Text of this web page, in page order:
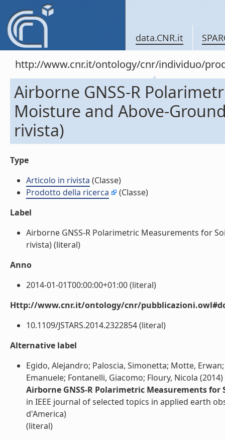
data.CNR.it
http://www.cnr.it/ontology/cnr/individuo/
Airborne GNSS-R
Moisture and Above-
rivista)
Type
Articolo in rivista (Classe)
Prodotto della ricerca
(Classe)
Label
Airborne GNSS-R Polarimetric Measurements for
rivista) (literal)
Anno
2014-01-01T00:00:00+01:00 (literal)
Http://www.cnr.it/ontology/cnr/
10.1109/JSTARS.2014.2322854 (literal)
Alternative label
Egido, Alejandro; Paloscia, Simonetta; Motte,
Emanuele; Fontanelli, Giacomo; Floury, Nicola (2014)
Airborne GNSS-R Polarimetric Measurements
in IEEE journal of selected topics in applied earth
d'America)
(literal)